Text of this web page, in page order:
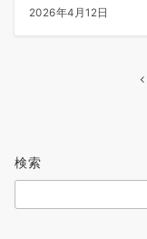
2026年4月12日
ー
送
検索